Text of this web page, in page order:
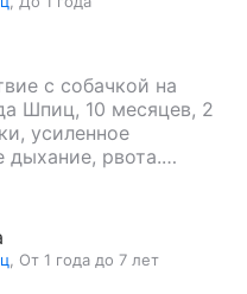
с собачкой на
Шпиц, 10 месяцев, 2
усиленное
дыхание, рвота.
От 1 года до 7 лет